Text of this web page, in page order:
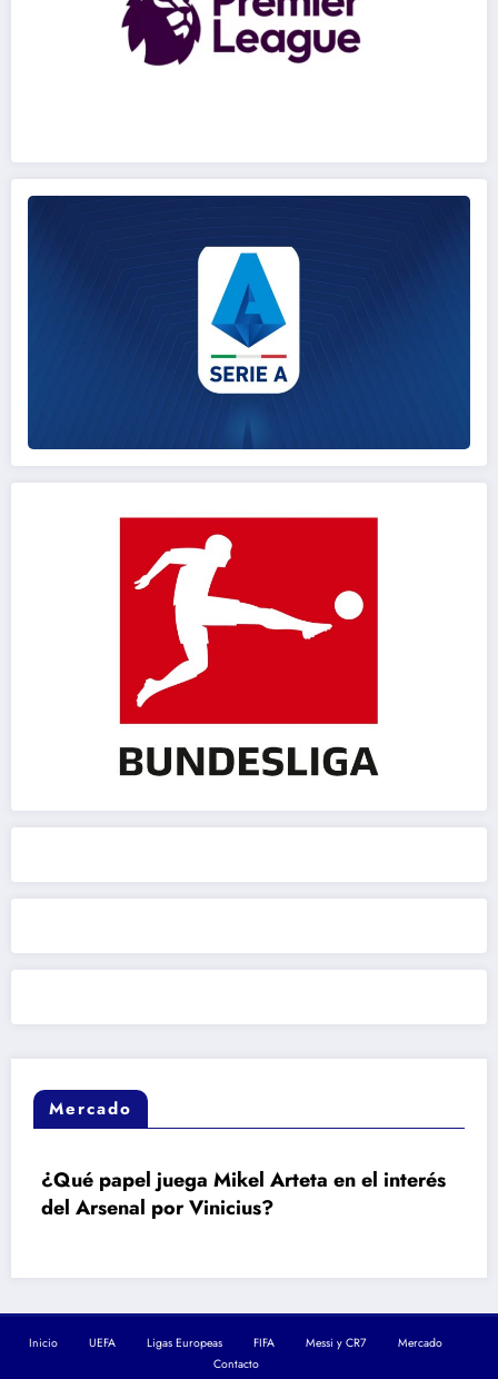
Mercado
papel juega Mikel Arteta en el interés
Arsenal por Vinicius?
Inicio UEFA Ligas Europeas FIFA Messi y CR7
Mercado
Contacto